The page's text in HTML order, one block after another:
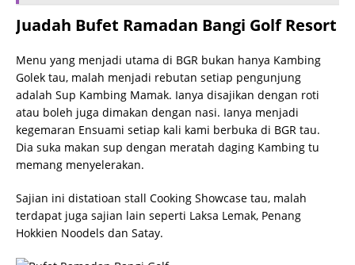
Juadah Bufet Ramadan Bangi Golf Resort
Menu yang menjadi utama di BGR bukan hanya Kambing
Golek tau, malah menjadi rebutan setiap pengunjung
adalah Sup Kambing Mamak. Ianya disajikan dengan roti
atau boleh juga dimakan dengan nasi. Ianya menjadi
kegemaran Ensuami setiap kali kami berbuka di BGR tau.
Dia suka makan sup dengan meratah daging Kambing tu
memang menyelerakan.
Sajian ini distatioan stall Cooking Showcase tau, malah
terdapat juga sajian lain seperti Laksa Lemak, Penang
Hokkien Noodels dan Satay.